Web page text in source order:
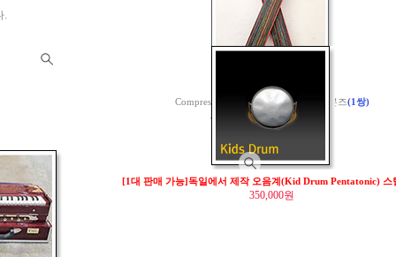
[07.특별히 무거운 본즈]
Compressed colored wood 아이리쉬 본즈(1쌍)
Type2) 무게 : 1개당 45~48g
[1대 판매 가능]독일에서 제작 오음계(Kid Drum Pentatonic) 스
350,000원